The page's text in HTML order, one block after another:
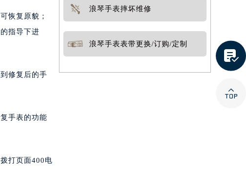
恢复原貌；
指导下进
修复后的手
手表的功能
打页面400电
浪琴手表摔坏维修
浪琴手表表带更换/订购/定制

